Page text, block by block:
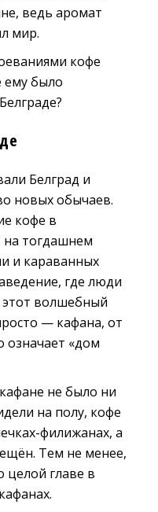
ведь аромат
мир.
кофе
ему было
Белград и
новых обычаев.
кофе в
на тогдашнем
и караванных
где люди
волшебный
— кафана, от
означает «дом
не было ни
на полу, кофе
филижанах, а
Тем не менее,
целой главе в